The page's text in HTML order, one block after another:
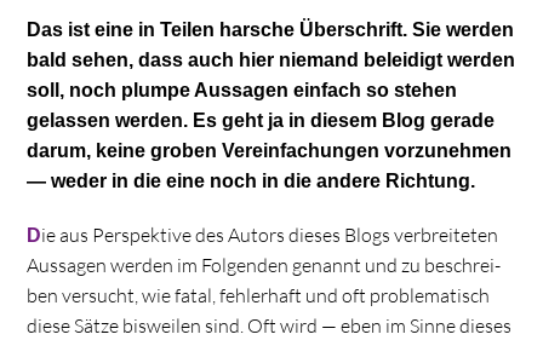
Das ist eine in Tei­len har­sche Über­schrift. Sie wer­den
bald sehen, dass auch hier nie­mand belei­digt wer­den
soll, noch plumpe Aus­sa­gen ein­fach so ste­hen
gelas­sen wer­den. Es geht ja in die­sem Blog gerade
darum, keine gro­ben Ver­ein­fa­chun­gen vor­zu­neh­men
— weder in die eine noch in die andere Richtung.
Die aus Per­spek­tive des Autors die­ses Blogs ver­brei­te­ten
Aus­sa­gen wer­den im Fol­gen­den genannt und zu beschrei­
ben ver­sucht, wie fatal, feh­ler­haft und oft pro­ble­ma­tisch
diese Sätze bis­wei­len sind. Oft wird — eben im Sinne die­ses